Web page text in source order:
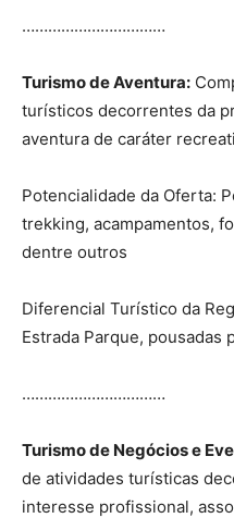
……………………………
Turismo de Aventura:
turísticos decorrentes da
aventura de caráter
Potencialidade da Oferta:
trekking, acampamentos,
dentre outros
Diferencial Turístico da
Estrada Parque, pousadas
……………………………
Turismo de Negócios e
de atividades turísticas
interesse profissional,